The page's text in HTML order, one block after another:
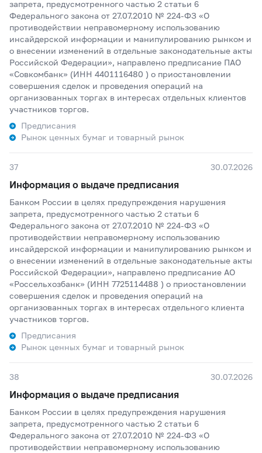
запрета, предусмотренного частью 2 статьи 6
Федерального закона от 27.07.2010 № 224-ФЗ «О
противодействии неправомерному использованию
инсайдерской информации и манипулированию рынком и
о внесении изменений в отдельные законодательные акты
Российской Федерации», направлено предписание ПАО
«Совкомбанк» (ИНН 4401116480 ) о приостановлении
совершения сделок и проведения операций на
организованных торгах в интересах отдельных клиентов
участников торгов.
Предписания
Рынок ценных бумаг и товарный рынок
37 30.07.2026
Информация о выдаче предписания
Банком России в целях предупреждения нарушения
запрета, предусмотренного частью 2 статьи 6
Федерального закона от 27.07.2010 № 224-ФЗ «О
противодействии неправомерному использованию
инсайдерской информации и манипулированию рынком и
о внесении изменений в отдельные законодательные акты
Российской Федерации», направлено предписание АО
«Россельхозбанк» (ИНН 7725114488 ) о приостановлении
совершения сделок и проведения операций на
организованных торгах в интересах отдельного клиента
участников торгов.
Предписания
Рынок ценных бумаг и товарный рынок
38 30.07.2026
Информация о выдаче предписания
Банком России в целях предупреждения нарушения
запрета, предусмотренного частью 2 статьи 6
Федерального закона от 27.07.2010 № 224-ФЗ «О
противодействии неправомерному использованию